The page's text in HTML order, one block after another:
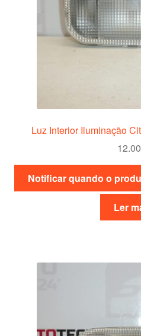
Luz Interior Iluminação
12.00
Notificar quando o
Ler